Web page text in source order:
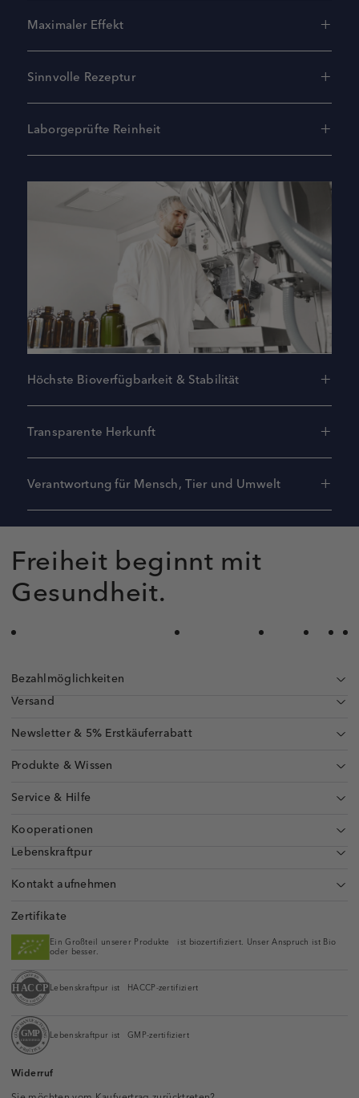
Maximaler Effekt
Sinnvolle Rezeptur
Laborgeprüfte Reinheit
Höchste Bioverfügbarkeit & Stabilität
Transparente Herkunft
Verantwortung für Mensch, Tier und Umwelt
Freiheit beginnt mit
Gesundheit.
Produkte & Wissen
Service & Hilfe
Kooperationen
Lebenskraftpur
Kontakt aufnehmen
Bezahlmöglichkeiten
Versand
Zertifikate
Ein Großteil unserer Produkte ist biozertifiziert. Unser Anspruch ist Bio
oder besser.
Lebenskraftpur ist HACCP-zertifiziert
Lebenskraftpur ist GMP-zertifiziert
Widerruf
Newsletter & 5% Erstkäuferrabatt